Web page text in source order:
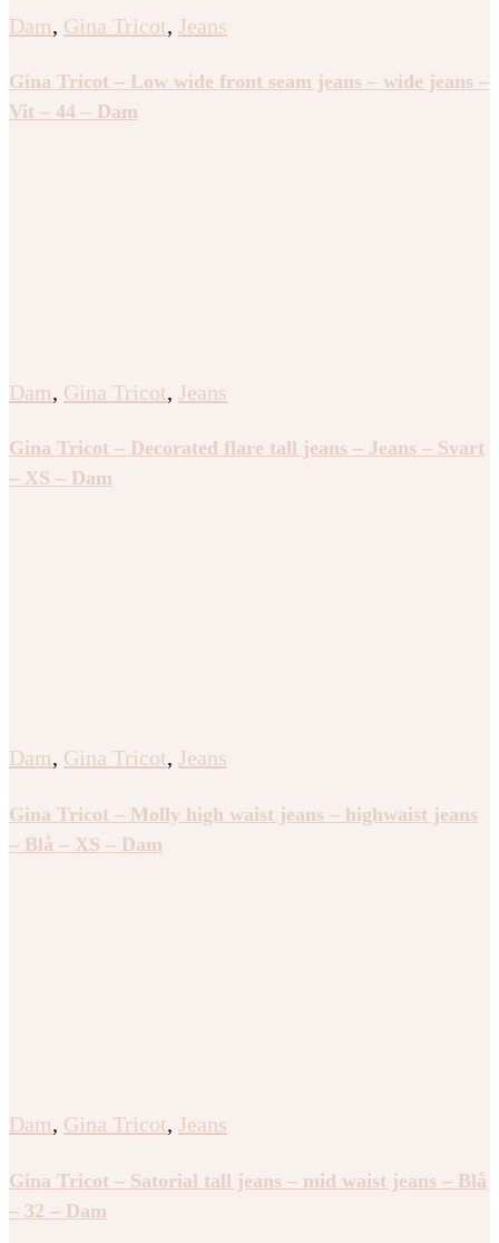
Dam, Gina Tricot, Jeans
Gina Tricot – Low wide front seam jeans – wide jeans –
Vit – 44 – Dam
Dam, Gina Tricot, Jeans
Gina Tricot – Decorated flare tall jeans – Jeans – Svart
– XS – Dam
Dam, Gina Tricot, Jeans
Gina Tricot – Molly high waist jeans – highwaist jeans
– Blå – XS – Dam
Dam, Gina Tricot, Jeans
Gina Tricot – Satorial tall jeans – mid waist jeans – Blå
– 32 – Dam